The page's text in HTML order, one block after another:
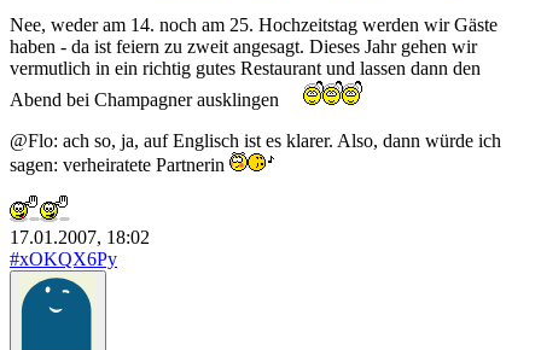
Nee, weder am 14. noch am 25. Hochzeitstag werden wir Gäste
haben - da ist feiern zu zweit angesagt. Dieses Jahr gehen wir
vermutlich in ein richtig gutes Restaurant und lassen dann den
Abend bei Champagner ausklingen
@Flo: ach so, ja, auf Englisch ist es klarer. Also, dann würde ich
sagen: verheiratete Partnerin
17.01.2007, 18:02
#xOKQX6Py